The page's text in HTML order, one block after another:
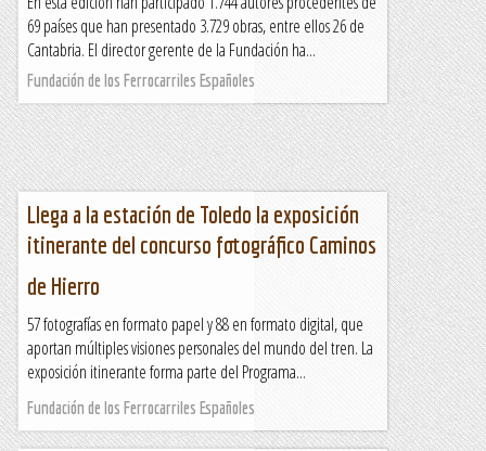
69 países que han presentado 3.729 obras, entre ellos 26 de
Cantabria. El director gerente de la Fundación ha...
Fundación de los Ferrocarriles Españoles
Llega a la estación de Toledo la exposición
itinerante del concurso fotográfico Caminos
de Hierro
57 fotografías en formato papel y 88 en formato digital, que
aportan múltiples visiones personales del mundo del tren. La
exposición itinerante forma parte del Programa...
Fundación de los Ferrocarriles Españoles